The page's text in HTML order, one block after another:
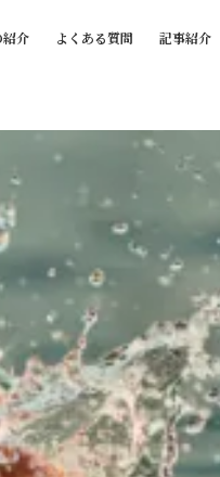
紹介 よくある質問 記事紹介